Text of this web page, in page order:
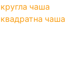
чаша
чаша